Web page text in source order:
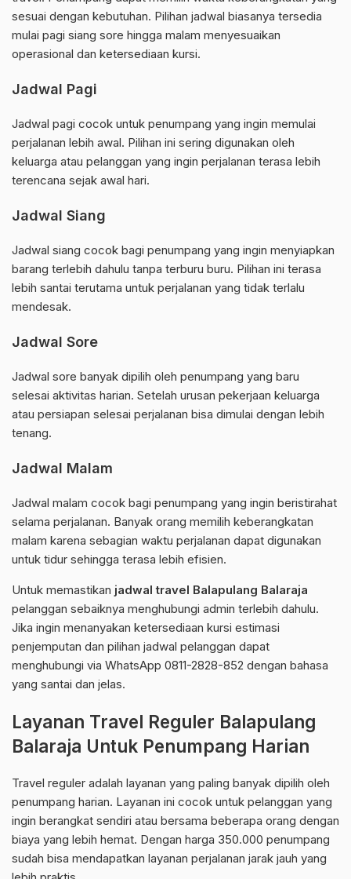
sesuai dengan kebutuhan. Pilihan jadwal biasanya tersedia
mulai pagi siang sore hingga malam menyesuaikan
operasional dan ketersediaan kursi.
Jadwal Pagi
Jadwal pagi cocok untuk penumpang yang ingin memulai
perjalanan lebih awal. Pilihan ini sering digunakan oleh
keluarga atau pelanggan yang ingin perjalanan terasa lebih
terencana sejak awal hari.
Jadwal Siang
Jadwal siang cocok bagi penumpang yang ingin menyiapkan
barang terlebih dahulu tanpa terburu buru. Pilihan ini terasa
lebih santai terutama untuk perjalanan yang tidak terlalu
mendesak.
Jadwal Sore
Jadwal sore banyak dipilih oleh penumpang yang baru
selesai aktivitas harian. Setelah urusan pekerjaan keluarga
atau persiapan selesai perjalanan bisa dimulai dengan lebih
tenang.
Jadwal Malam
Jadwal malam cocok bagi penumpang yang ingin beristirahat
selama perjalanan. Banyak orang memilih keberangkatan
malam karena sebagian waktu perjalanan dapat digunakan
untuk tidur sehingga terasa lebih efisien.
Untuk memastikan jadwal travel Balapulang Balaraja
pelanggan sebaiknya menghubungi admin terlebih dahulu.
Jika ingin menanyakan ketersediaan kursi estimasi
penjemputan dan pilihan jadwal pelanggan dapat
menghubungi via WhatsApp 0811-2828-852 dengan bahasa
yang santai dan jelas.
Layanan Travel Reguler Balapulang
Balaraja Untuk Penumpang Harian
Travel reguler adalah layanan yang paling banyak dipilih oleh
penumpang harian. Layanan ini cocok untuk pelanggan yang
ingin berangkat sendiri atau bersama beberapa orang dengan
biaya yang lebih hemat. Dengan harga 350.000 penumpang
sudah bisa mendapatkan layanan perjalanan jarak jauh yang